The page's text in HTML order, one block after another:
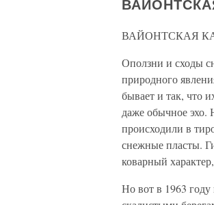
ВАЙОНТСКАЯ
Оползни и сходы
природного
бывает и так, что
даже обычное эхо.
происходили в
снежные пласты.
коварный
Но вот в 1963